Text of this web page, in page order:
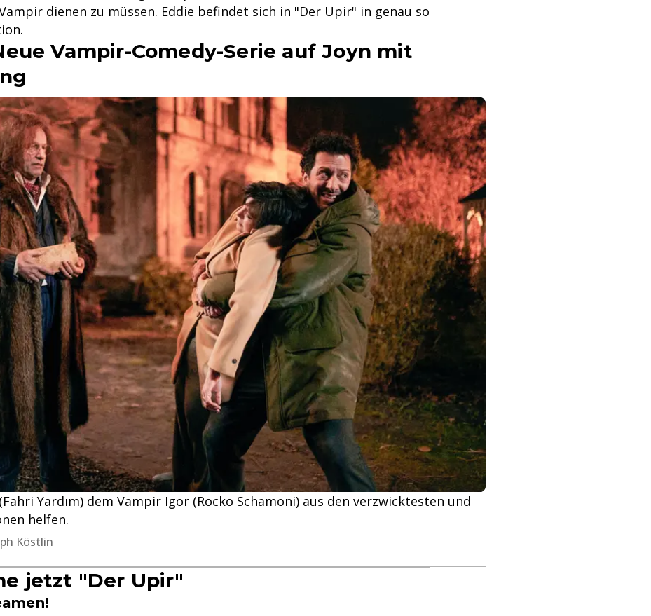
dienen zu müssen. Eddie befindet sich in "Der Upir" in genau so
Vampir-Comedy-Serie auf Joyn mit
Yardım) dem Vampir Igor (Rocko Schamoni) aus den verzwicktesten und
helfen.
Köstlin
jetzt "Der Upir"